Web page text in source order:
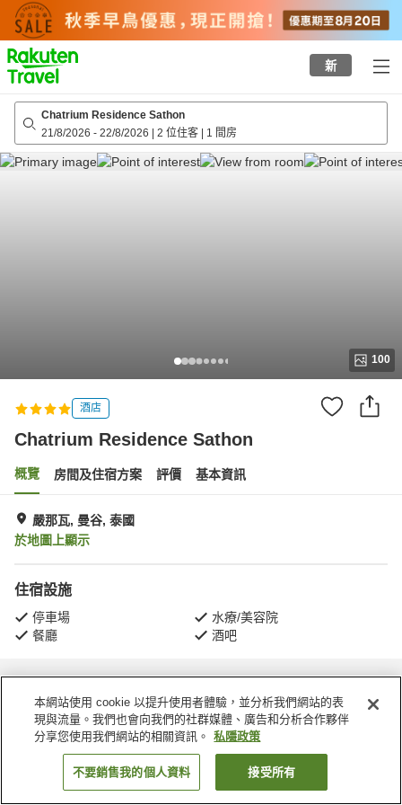
to
top
page
新
Chatrium Residence Sathon
21/8/2026 - 22/8/2026 | 2 位住客 | 1 間房
100
酒店
Chatrium Residence Sathon
概覽 房間及住宿方案 評價 基本資訊
嚴那瓦, 曼谷, 泰國
於地圖上顯示
住宿設施
停車場
水療/美容院
餐廳
酒吧
主頁 泰國 曼谷 嚴那瓦 Chatrium Residence Sathon
找客房
本網站使用 cookie 以提升使用者體驗，並分析我們網站的表
現與流量。我們也會向我們的社群媒體、廣告和分析合作夥伴
分享您使用我們網站的相關資訊。
私隱政策
不要銷售我的個人資料 接受所有